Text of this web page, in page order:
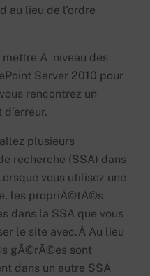
au lieu de l’ordre
mettre Ã niveau des
Server 2010 pour
rencontrez un
plusieurs
recherche (SSA) dans
vous utilisez une
les propriÃ©tÃ©s
dans la SSA que vous
le site avec.Â Au lieu
gÃ©rÃ©es sont
dans un autre SSA